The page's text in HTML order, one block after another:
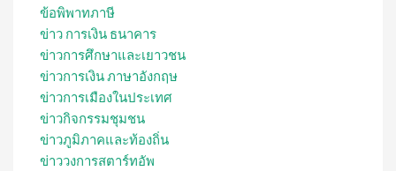
ข้อพิพาทภาษี
ข่าว การเงิน ธนาคาร
ข่าวการศึกษาและเยาวชน
ข่าวการเงิน ภาษาอังกฤษ
ข่าวการเมืองในประเทศ
ข่าวกิจกรรมชุมชน
ข่าวภูมิภาคและท้องถิ่น
ข่าววงการสตาร์ทอัพ